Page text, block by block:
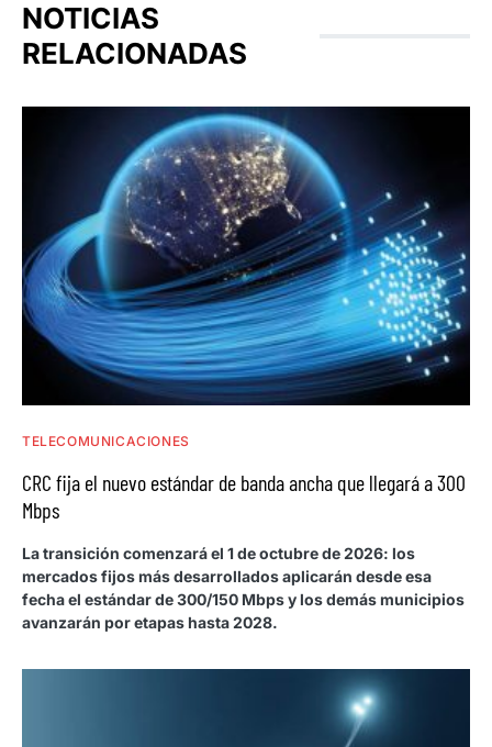
NOTICIAS
RELACIONADAS
TELECOMUNICACIONES
CRC fija el nuevo estándar de banda ancha que llegará a 300
Mbps
La transición comenzará el 1 de octubre de 2026: los
mercados fijos más desarrollados aplicarán desde esa
fecha el estándar de 300/150 Mbps y los demás municipios
avanzarán por etapas hasta 2028.